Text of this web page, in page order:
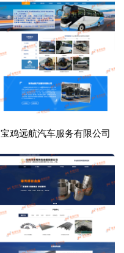
宝鸡远航汽车服务有限公司